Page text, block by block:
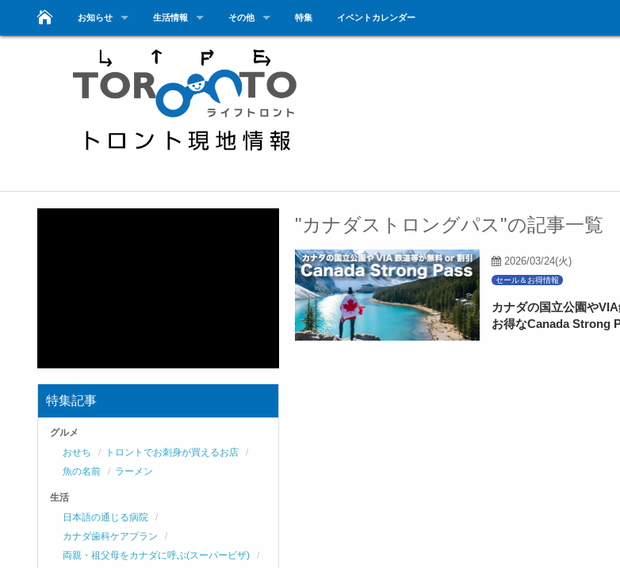
お知らせ 生活情報 その他 特集 イベントカレンダー
"カナダストロングパス"の記事一覧
2026/03/24(火)
セール＆お得情報
カナダの国立公園や
お得なCanada Strong
特集記事
グルメ
おせち
トロントでお刺身が買えるお店
魚の名前
ラーメン
生活
日本語の通じる病院
カナダ歯科ケアプラン
両親・祖父母をカナダに呼ぶ(スーパービザ)